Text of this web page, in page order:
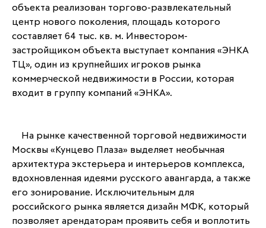
объекта реализован торгово-развлекательный
центр нового поколения, площадь которого
составляет 64 тыс. кв. м. Инвестором-
застройщиком объекта выступает компания «ЭНКА
ТЦ», один из крупнейших игроков рынка
коммерческой недвижимости в России, которая
входит в группу компаний «ЭНКА».
Москвы «Кунцево Плаза» выделяет необычная
архитектура экстерьера и интерьеров комплекса,
вдохновленная идеями русского авангарда, а также
его зонирование. Исключительным для
российского рынка является дизайн МФК, который
позволяет арендаторам проявить себя и воплотить